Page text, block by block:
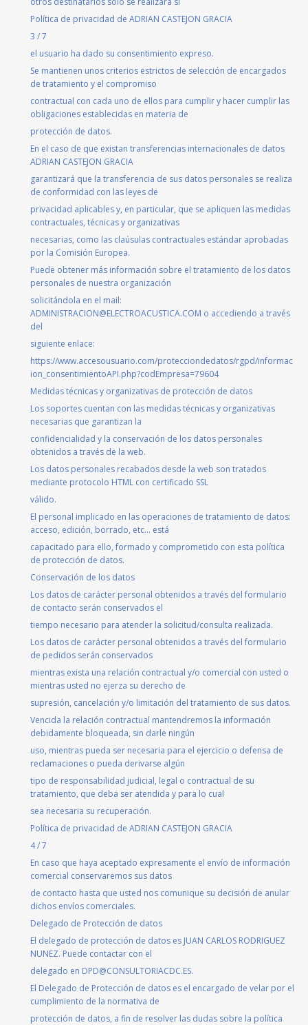
Política de privacidad de ADRIAN CASTEJON GRACIA
3 / 7
el usuario ha dado su consentimiento expreso.
Se mantienen unos criterios estrictos de selección de encargados
de tratamiento y el compromiso
contractual con cada uno de ellos para cumplir y hacer cumplir las
obligaciones establecidas en materia de
protección de datos.
En el caso de que existan transferencias internacionales de datos
ADRIAN CASTEJON GRACIA
garantizará que la transferencia de sus datos personales se realiza
de conformidad con las leyes de
privacidad aplicables y, en particular, que se apliquen las medidas
contractuales, técnicas y organizativas
necesarias, como las claúsulas contractuales estándar aprobadas
por la Comisión Europea.
Puede obtener más información sobre el tratamiento de los datos
personales de nuestra organización
solicitándola en el mail:
ADMINISTRACION@ELECTROACUSTICA.COM o accediendo a través
del
siguiente enlace:
https://www.accesousuario.com/protecciondedatos/rgpd/informac
ion_consentimientoAPI.php?codEmpresa=79604
Medidas técnicas y organizativas de protección de datos
Los soportes cuentan con las medidas técnicas y organizativas
necesarias que garantizan la
confidencialidad y la conservación de los datos personales
obtenidos a través de la web.
Los datos personales recabados desde la web son tratados
mediante protocolo HTML con certificado SSL
válido.
El personal implicado en las operaciones de tratamiento de datos:
acceso, edición, borrado, etc… está
capacitado para ello, formado y comprometido con esta política
de protección de datos.
Conservación de los datos
Los datos de carácter personal obtenidos a través del formulario
de contacto serán conservados el
tiempo necesario para atender la solicitud/consulta realizada.
Los datos de carácter personal obtenidos a través del formulario
de pedidos serán conservados
mientras exista una relación contractual y/o comercial con usted o
mientras usted no ejerza su derecho de
supresión, cancelación y/o limitación del tratamiento de sus datos.
Vencida la relación contractual mantendremos la información
debidamente bloqueada, sin darle ningún
uso, mientras pueda ser necesaria para el ejercicio o defensa de
reclamaciones o pueda derivarse algún
tipo de responsabilidad judicial, legal o contractual de su
tratamiento, que deba ser atendida y para lo cual
sea necesaria su recuperación.
Política de privacidad de ADRIAN CASTEJON GRACIA
4 / 7
En caso que haya aceptado expresamente el envío de información
comercial conservaremos sus datos
de contacto hasta que usted nos comunique su decisión de anular
dichos envíos comerciales.
Delegado de Protección de datos
El delegado de protección de datos es JUAN CARLOS RODRIGUEZ
NUNEZ. Puede contactar con el
delegado en DPD@CONSULTORIACDC.ES.
El Delegado de Protección de datos es el encargado de velar por el
cumplimiento de la normativa de
protección de datos, a fin de resolver las dudas sobre la política